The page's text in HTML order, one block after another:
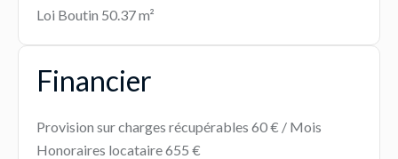
Loi Boutin 50.37 m²
Financier
Provision sur charges récupérables 60 € / Mois
Honoraires locataire655 €